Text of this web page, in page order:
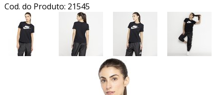
Cod. do Produto: 21545